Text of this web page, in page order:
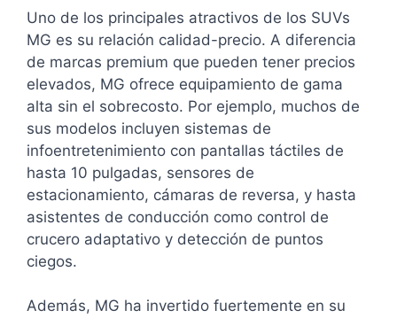
Uno de los principales atractivos de los SUVs
MG es su relación calidad-precio. A diferencia
de marcas premium que pueden tener precios
elevados, MG ofrece equipamiento de gama
alta sin el sobrecosto. Por ejemplo, muchos de
sus modelos incluyen sistemas de
infoentretenimiento con pantallas táctiles de
hasta 10 pulgadas, sensores de
estacionamiento, cámaras de reversa, y hasta
asistentes de conducción como control de
crucero adaptativo y detección de puntos
ciegos.
Además, MG ha invertido fuertemente en su